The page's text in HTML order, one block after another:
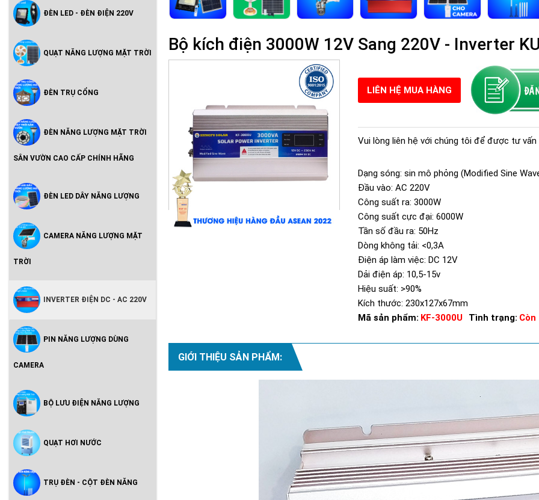
Vườn Cao Cấp Chính Hãng
ĐÈN LED - ĐÈN ĐIỆN 220V
Hoàng Quốc Bảo - Độ Sáng Cao,
QUẠT NĂNG LƯỢNG MẶT TRỜI
ĐÈN TRỤ CỔNG
ĐÈN NĂNG LƯỢNG MẶT TRỜI
SÂN VƯỜN CAO CẤP CHÍNH HÃNG
ĐÈN LED DÂY NĂNG LƯỢNG
CAMERA NĂNG LƯỢNG MẶT
TRỜI
INVERTER ĐIỆN DC - AC 220V
PIN NĂNG LƯỢNG DÙNG
CAMERA
BỘ LƯU ĐIỆN NĂNG LƯỢNG
QUẠT HƠI NƯỚC
TRỤ ĐÈN - CỘT ĐÈN NĂNG
Bộ kích điện 3000W 12V Sang 220V - Inverter
LIÊN HỆ MUA HÀNG
Vui lòng liên hệ với chúng tôi để được tư vấn
Dạng sóng: sin mô phỏng (Modified Sine
Đầu vào: AC 220V
Công suất ra: 3000W
Công suất cực đại: 6000W
Tần số đầu ra: 50Hz
Dòng không tải: <0,3A
Điện áp làm việc: DC 12V
Dải điện áp: 10,5-15v
Hiệu suất: >90%
Kích thước: 230x127x67mm
Mã sản phẩm: KF-3000U Tình trạng: Còn
GIỚI THIỆU SẢN PHẨM: